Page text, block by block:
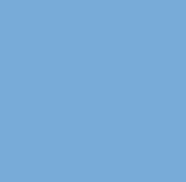
contează.
Băneasa!